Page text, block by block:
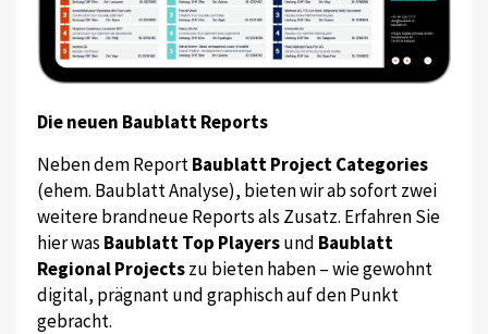
Die neuen Baublatt Reports
Neben dem ReportBaublatt Project Categories
(ehem. Baublatt Analyse), bieten wir ab sofort zwei
weitere brandneue Reports als Zusatz. Erfahren Sie
hier was Baublatt Top Playersund Baublatt
Regional Projectszu bieten haben – wie gewohnt
digital, prägnant und graphisch auf den Punkt
gebracht.